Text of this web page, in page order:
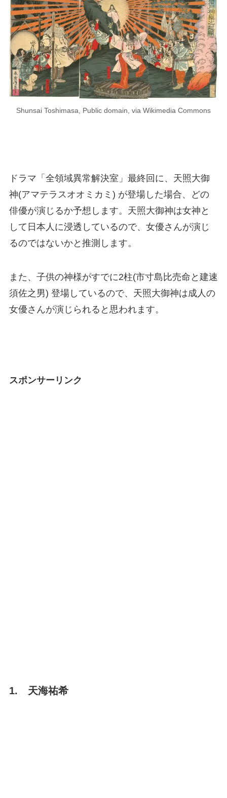
Shunsai Toshimasa, Public domain, via Wikimedia Commons
ドラマ「全領域異常解決室」最終回に、天照大御
神(アマテラスオオミカミ) が登場した場合、どの
俳優が演じるか予想します。天照大御神は女神と
して日本人に浸透しているので、女優さんが演じ
るのではないかと推測します。
また、子供の神様がすでに2柱(市寸島比売命と建速
須佐之男) 登場しているので、天照大御神は成人の
女優さんが演じられると思われます。
スポンサーリンク
1. 天海祐希